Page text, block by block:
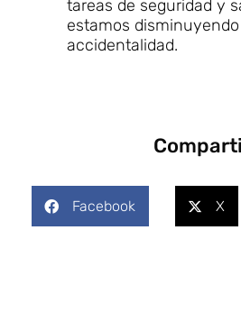
tareas de seguridad y
estamos
accidentalidad.
Facebook X